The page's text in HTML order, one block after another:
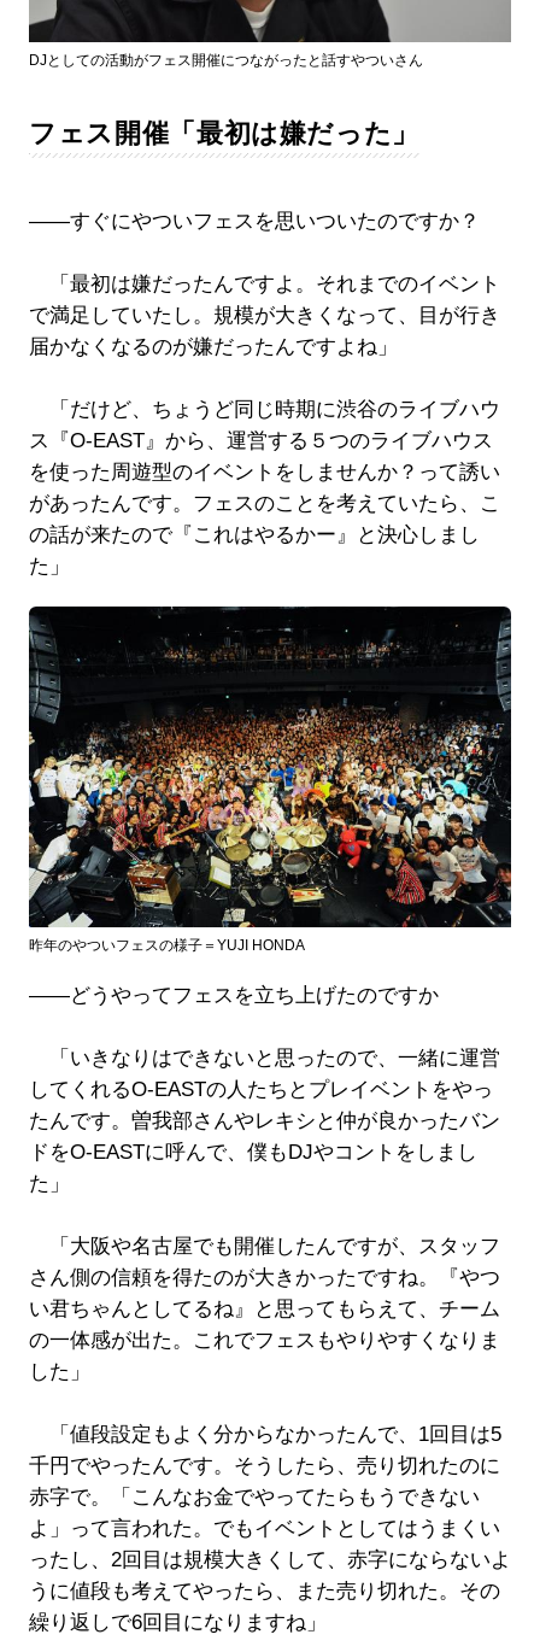
DJとしての活動がフェス開催につながったと話すやついさん
フェス開催「最初は嫌だった」
――すぐにやついフェスを思いついたのですか？
「最初は嫌だったんですよ。それまでのイベント
で満足していたし。規模が大きくなって、目が行き
届かなくなるのが嫌だったんですよね」
「だけど、ちょうど同じ時期に渋谷のライブハウ
ス『O-EAST』から、運営する５つのライブハウス
を使った周遊型のイベントをしませんか？って誘い
があったんです。フェスのことを考えていたら、こ
の話が来たので『これはやるかー』と決心しまし
た」
昨年のやついフェスの様子＝YUJI HONDA
――どうやってフェスを立ち上げたのですか
「いきなりはできないと思ったので、一緒に運営
してくれるO-EASTの人たちとプレイベントをやっ
たんです。曽我部さんやレキシと仲が良かったバン
ドをO-EASTに呼んで、僕もDJやコントをしまし
た」
「大阪や名古屋でも開催したんですが、スタッフ
さん側の信頼を得たのが大きかったですね。『やつ
い君ちゃんとしてるね』と思ってもらえて、チーム
の一体感が出た。これでフェスもやりやすくなりま
した」
「値段設定もよく分からなかったんで、1回目は5
千円でやったんです。そうしたら、売り切れたのに
赤字で。「こんなお金でやってたらもうできない
よ」って言われた。でもイベントとしてはうまくい
ったし、2回目は規模大きくして、赤字にならないよ
うに値段も考えてやったら、また売り切れた。その
繰り返しで6回目になりますね」